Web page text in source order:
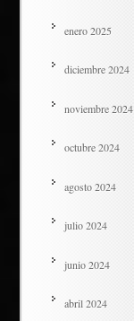
enero 2025
diciembre 2024
noviembre 2024
octubre 2024
agosto 2024
julio 2024
junio 2024
abril 2024